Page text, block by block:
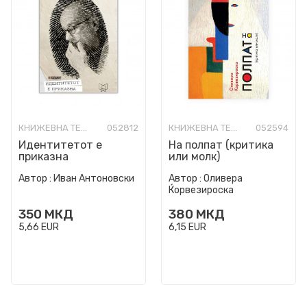
КНИЖЕВНА ТЕОРИЈА И КРИТИКА 052812
Идентитетот е
приказна
Автор : Иван Антоновски
350 МКД
5,66 EUR
КНИЖЕВНА ТЕОРИЈА И КРИТИКА 052594
На полпат (критика
или молк)
Автор : Оливера
Ќорвезироска
380 МКД
6,15 EUR